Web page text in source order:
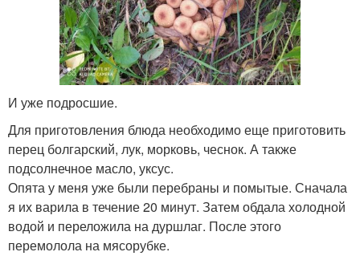
И уже подросшие.
Для приготовления блюда необходимо еще приготовить
перец болгарский, лук, морковь, чеснок. А также
подсолнечное масло, уксус.
Опята у меня уже были перебраны и помытые. Сначала
я их варила в течение 20 минут. Затем обдала холодной
водой и переложила на дуршлаг. После этого
перемолола на мясорубке.